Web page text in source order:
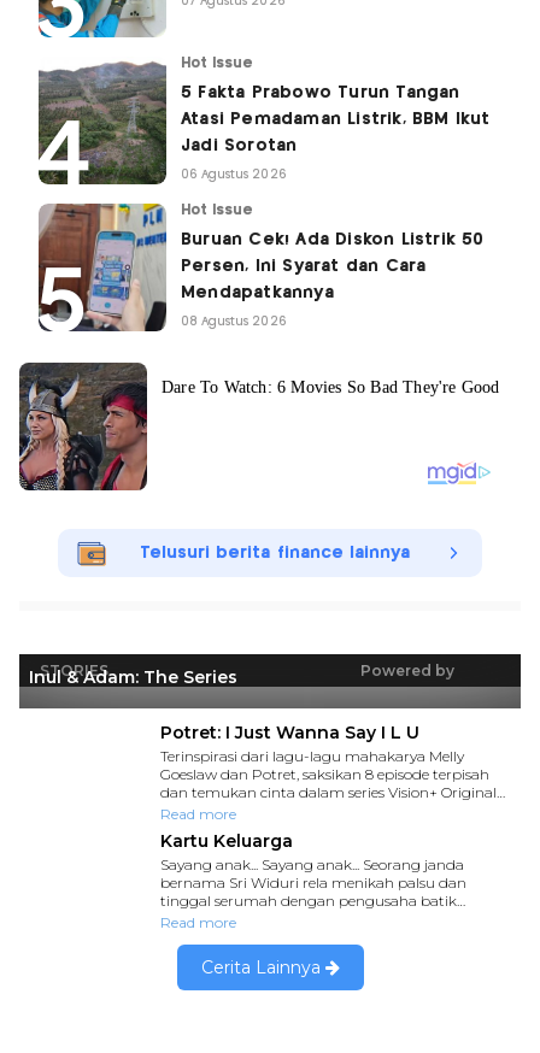
Hot Issue
5 Fakta Prabowo Turun Tangan
Atasi Pemadaman Listrik, BBM Ikut
Jadi Sorotan
06 Agustus 2026
Hot Issue
Buruan Cek! Ada Diskon Listrik 50
Persen, Ini Syarat dan Cara
Mendapatkannya
08 Agustus 2026
Telusuri berita finance lainnya